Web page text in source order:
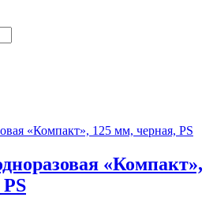
«Компакт»,